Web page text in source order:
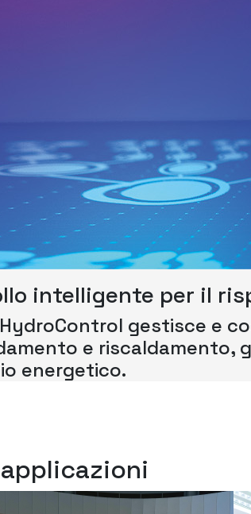
intelligente per il
gestisce e
e riscaldamento,
energetico.